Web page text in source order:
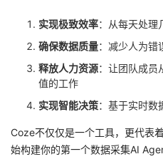
实现极致效率：从每天处理
确保数据质量：减少人为错
释放人力资源：让团队成员
值的工作
实现智能决策：基于实时数
Coze不仅仅是一个工具，更代表
始构建你的第一个数据采集AI